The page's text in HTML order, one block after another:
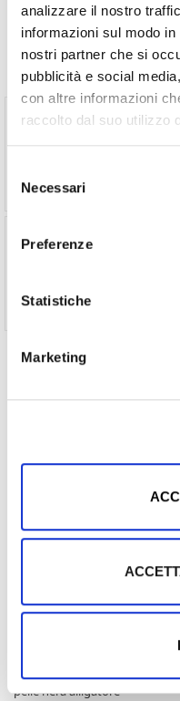
analizzare il nostro
informazioni sul modo
nostri partner che si
pubblicità e social
con altre informazioni
raccolto dal suo utilizzo
delNecessari
Preferenze
Statistiche
Marketing
Spesso
Astuccio
Astuccio
Seleziona il
Cinturino ricambio Citizen in
pelle nera alligatore